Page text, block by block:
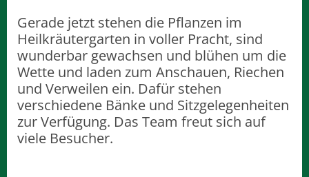
Gerade jetzt stehen die Pflanzen im
Heilkräutergarten in voller Pracht, sind
wunderbar gewachsen und blühen um die
Wette und laden zum Anschauen, Riechen
und Verweilen ein. Dafür stehen
verschiedene Bänke und Sitzgelegenheiten
zur Verfügung. Das Team freut sich auf
viele Besucher.